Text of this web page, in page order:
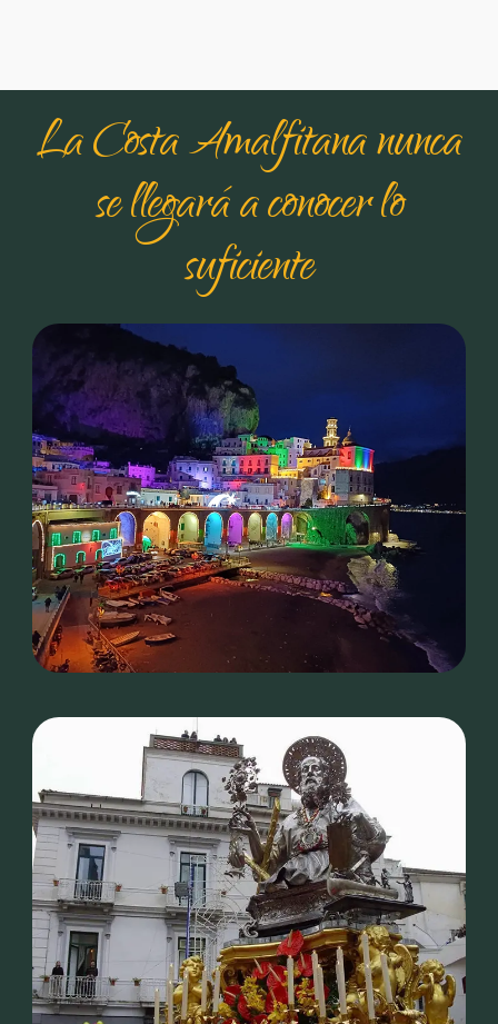
La Costa Amalfitana nunca
se llegará a conocer lo
suficiente